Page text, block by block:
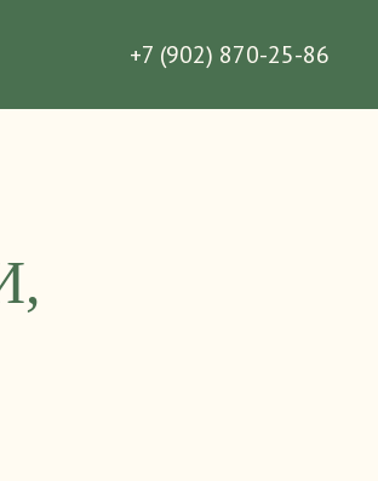
+7 (902) 870-25-86